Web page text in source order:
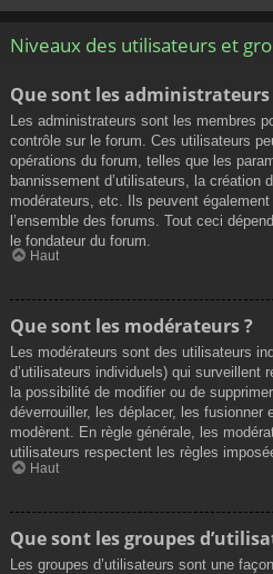
Niveaux des utilisateurs et
Que sont les administrateurs
Les administrateurs sont les membres
contrôle sur le forum. Ces utilisateurs
opérations du forum, telles que les
bannissement d’utilisateurs, la création
modérateurs, etc. Ils peuvent
l’ensemble des forums. Tout ceci
le fondateur du forum.
Haut
Que sont les modérateurs ?
Les modérateurs sont des utilisateurs
d’utilisateurs individuels) qui surveillent
la possibilité de modifier ou de
déverrouiller, les déplacer, les fusionner
modèrent. En règle générale, les
utilisateurs respectent les règles
Haut
Que sont les groupes
Les groupes d’utilisateurs sont une